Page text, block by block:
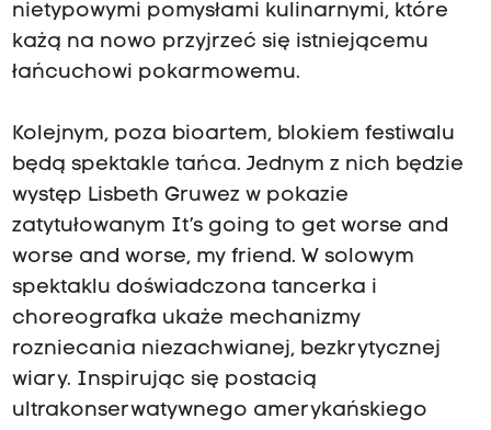
nietypowymi pomysłami kulinarnymi, które
każą na nowo przyjrzeć się istniejącemu
łańcuchowi pokarmowemu.
Kolejnym, poza bioartem, blokiem festiwalu
będą spektakle tańca. Jednym z nich będzie
występ Lisbeth Gruwez w pokazie
zatytułowanym It’s going to get worse and
worse and worse, my friend. W solowym
spektaklu doświadczona tancerka i
choreografka ukaże mechanizmy
rozniecania niezachwianej, bezkrytycznej
wiary. Inspirując się postacią
ultrakonserwatywnego amerykańskiego